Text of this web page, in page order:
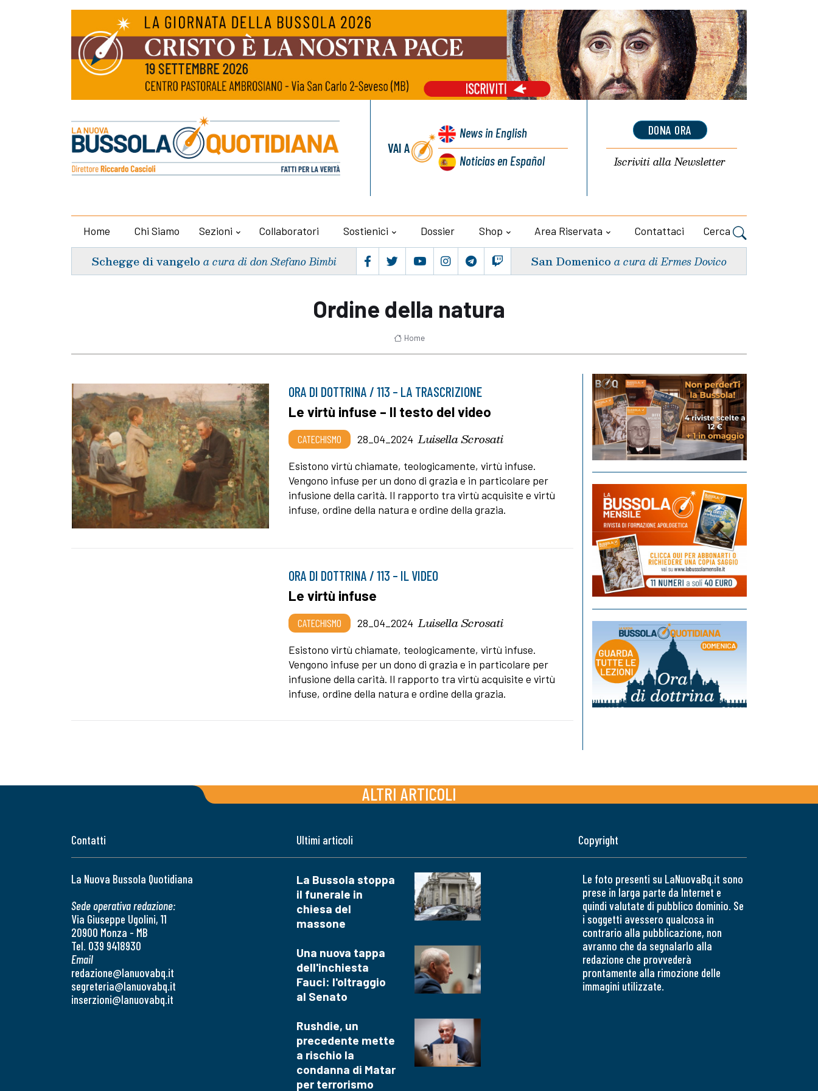
VAI A
Newsin English
Noticiasen Español
DONA ORA
Iscriviti allaNewsletter
Home Chi Siamo Sezioni Collaboratori Sostienici Dossier Shop Area Riservata Contattaci Cerca
Schegge di vangelo a cura di don Stefano Bimbi San Domenico a cura di Ermes Dovico
Ordine della natura
Home
ORA DI DOTTRINA / 113 – LA TRASCRIZIONE
Le virtù infuse – Il testo del video
CATECHISMO 28_04_2024 Luisella Scrosati
Esistono virtù chiamate, teologicamente, virtù infuse.
Vengono infuse per un dono di grazia e in particolare per
infusione della carità. Il rapporto tra virtù acquisite e virtù
infuse, ordine della natura e ordine della grazia.
ORA DI DOTTRINA / 113 – IL VIDEO
Le virtù infuse
CATECHISMO 28_04_2024 Luisella Scrosati
Esistono virtù chiamate, teologicamente, virtù infuse.
Vengono infuse per un dono di grazia e in particolare per
infusione della carità. Il rapporto tra virtù acquisite e virtù
infuse, ordine della natura e ordine della grazia.
ALTRI ARTICOLI
Contatti
La Nuova Bussola Quotidiana
Sede operativa redazione:
Via Giuseppe Ugolini, 11
20900 Monza - MB
Tel. 039 9418930
Email
redazione@lanuovabq.it
segreteria@lanuovabq.it
inserzioni@lanuovabq.it
Ultimi articoli
La Bussola stoppa
il funerale in
chiesa del
massone
Una nuova tappa
dell'inchiesta
Fauci: l'oltraggio
al Senato
Rushdie, un
precedente mette
a rischio la
condanna di Matar
per terrorismo
Copyright
Le foto presenti su LaNuovaBq.it sono
prese in larga parte da Internet e
quindi valutate di pubblico dominio. Se
i soggetti avessero qualcosa in
contrario alla pubblicazione, non
avranno che da segnalarlo alla
redazione che provvederà
prontamente alla rimozione delle
immagini utilizzate.